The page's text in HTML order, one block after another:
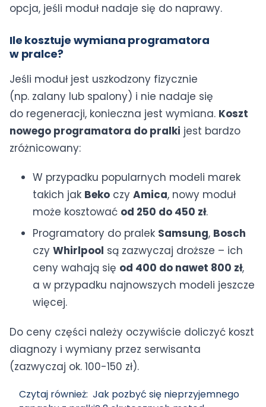
opcja, jeśli moduł nadaje się do naprawy.
Ile kosztuje wymiana programatora
w pralce?
Jeśli moduł jest uszkodzony fizycznie
(np. zalany lub spalony) i nie nadaje się
do regeneracji, konieczna jest wymiana. Koszt
nowego programatora do pralki jest bardzo
zróżnicowany:
W przypadku popularnych modeli marek
takich jak Beko czyAmica, nowy moduł
może kosztować od 250 do 450 zł.
Programatory do pralek Samsung, Bosch
czyWhirlpool są zazwyczaj droższe – ich
ceny wahają się od 400 do nawet 800 zł,
a w przypadku najnowszych modeli jeszcze
więcej.
Do ceny części należy oczywiście doliczyć koszt
diagnozy i wymiany przez serwisanta
(zazwyczaj ok. 100-150 zł).
Czytaj również: Jak pozbyć się nieprzyjemnego